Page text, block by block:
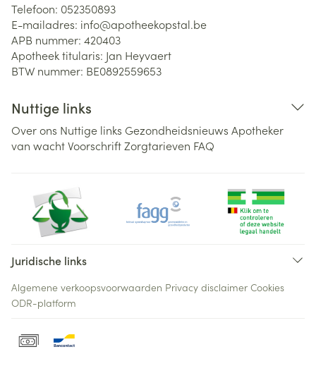
Telefoon: 052350893
E-mailadres: info@apotheekopstal.be
APB nummer: 420403
Apotheek titularis: Jan Heyvaert
BTW nummer: BE0892559653
Nuttige links
Over ons Nuttige links Gezondheidsnieuws Apotheker
van wachtVoorschriftZorgtarieven FAQ
Juridische links
Algemene verkoopsvoorwaarden Privacy disclaimer Cookies
ODR-platform